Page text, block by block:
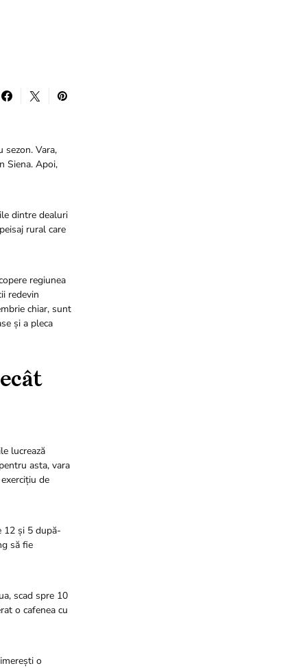
sezon. Vara,
Siena. Apoi,
dintre dealuri
rural care
regiunea
redevin
chiar, sunt
și a pleca
lucrează
asta, vara
de
12 și 5 după-
să fie
scad spre 10
o cafenea cu
o